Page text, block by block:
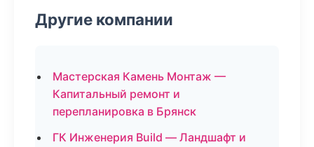
Другие компании
Мастерская Камень Монтаж —
Капитальный ремонт и
перепланировка в Брянск
ГК Инженерия Build — Ландшафт и